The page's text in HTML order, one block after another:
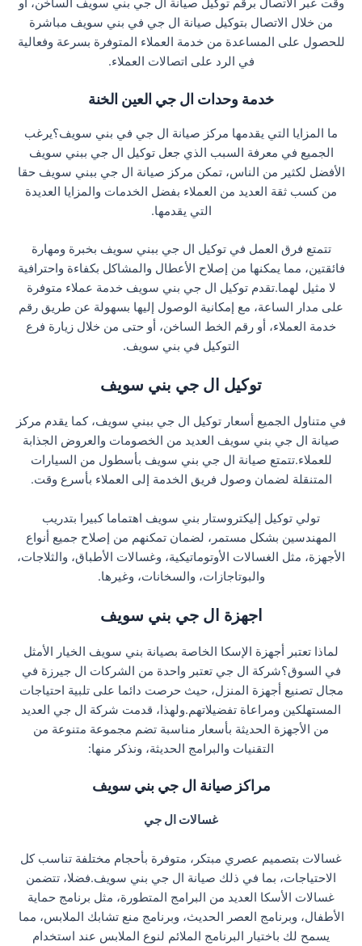
وقت عبر الاتصال برقم توكيل صيانة ال جي بني سويف الساخن، أو
من خلال الاتصال بتوكيل صيانة ال جي في بني سويف مباشرة
للحصول على المساعدة من خدمة العملاء المتوفرة بسرعة وفعالية
في الرد على اتصالات العملاء.
خدمة وحدات ال جي العين الخنة
ما المزايا التي يقدمها مركز صيانة ال جي في بني سويف؟يرغب
الجميع في معرفة السبب الذي جعل توكيل ال جي ببني سويف
الأفضل لكثير من الناس، تمكن مركز صيانة ال جي ببني سويف حقا
من كسب ثقة العديد من العملاء بفضل الخدمات والمزايا العديدة
التي يقدمها.
تتمتع فرق العمل في توكيل ال جي ببني سويف بخبرة ومهارة
فائقتين، مما يمكنها من إصلاح الأعطال والمشاكل بكفاءة واحترافية
لا مثيل لهما.تقدم توكيل ال جي بني سويف خدمة عملاء متوفرة
على مدار الساعة، مع إمكانية الوصول إليها بسهولة عن طريق رقم
خدمة العملاء، أو رقم الخط الساخن، أو حتى من خلال زيارة فرع
التوكيل في بني سويف.
توكيل ال جي بني سويف
في متناول الجميع أسعار توكيل ال جي ببني سويف، كما يقدم مركز
صيانة ال جي بني سويف العديد من الخصومات والعروض الجذابة
للعملاء.تتمتع صيانة ال جي بني سويف بأسطول من السيارات
المتنقلة لضمان وصول فريق الخدمة إلى العملاء بأسرع وقت.
تولي توكيل إليكتروستار بني سويف اهتماما كبيرا بتدريب
المهندسين بشكل مستمر، لضمان تمكنهم من إصلاح جميع أنواع
الأجهزة، مثل الغسالات الأوتوماتيكية، وغسالات الأطباق، والثلاجات،
والبوتاجازات، والسخانات، وغيرها.
اجهزة ال جي بني سويف
لماذا تعتبر أجهزة الإسكا الخاصة بصيانة بني سويف الخيار الأمثل
في السوق؟شركة ال جي تعتبر واحدة من الشركات ال جيرزة في
مجال تصنيع أجهزة المنزل، حيث حرصت دائما على تلبية احتياجات
المستهلكين ومراعاة تفضيلاتهم.ولهذا، قدمت شركة ال جي العديد
من الأجهزة الحديثة بأسعار مناسبة تضم مجموعة متنوعة من
التقنيات والبرامج الحديثة، ونذكر منها:
مراكز صيانة ال جي بني سويف
غسالات ال جي
غسالات بتصميم عصري مبتكر، متوفرة بأحجام مختلفة تناسب كل
الاحتياجات، بما في ذلك صيانة ال جي بني سويف.فضلا، تتضمن
غسالات الأسكا العديد من البرامج المتطورة، مثل برنامج حماية
الأطفال، وبرنامج العصر الحديث، وبرنامج منع تشابك الملابس، مما
يسمح لك باختيار البرنامج الملائم لنوع الملابس عند استخدام